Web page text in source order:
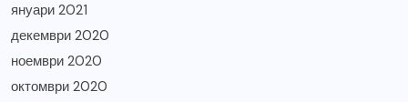
януари 2021
декември 2020
ноември 2020
октомври 2020